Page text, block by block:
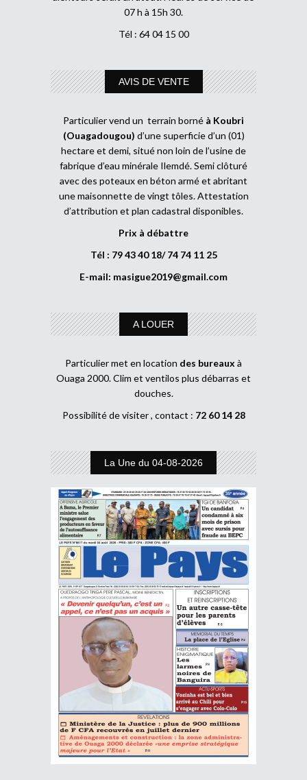
07 h à 15h 30.
Tél : 64 04 15 00
AVIS DE VENTE
Particulier vend un terrain borné à Koubri
(Ouagadougou) d’une superficie d’un (01)
hectare et demi, situé non loin de l’usine de
fabrique d’eau minérale Ilemdé. Semi clôturé
avec des poteaux en béton armé et abritant
une maisonnette de vingt tôles. Attestation
d’attribution et plan cadastral disponibles.
Prix à débattre
Tél : 79 43 40 18/ 74 74 11 25
E-mail: masigue2019@gmail.com
A LOUER
Particulier met en location des bureaux à
Ouaga 2000. Clim et ventilos plus débarras et
douches.
Possibilité de visiter , contact : 72 60 14 28
La Une du 04-08-2026